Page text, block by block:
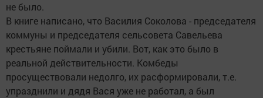
не было.
В книге написано, что Василия Соколова - председателя
коммуны и председателя сельсовета Савельева
крестьяне поймали и убили. Вот, как это было в
реальной действительности. Комбеды
просуществовали недолго, их расформировали, т.е.
упразднили и дядя Вася уже не работал, а был